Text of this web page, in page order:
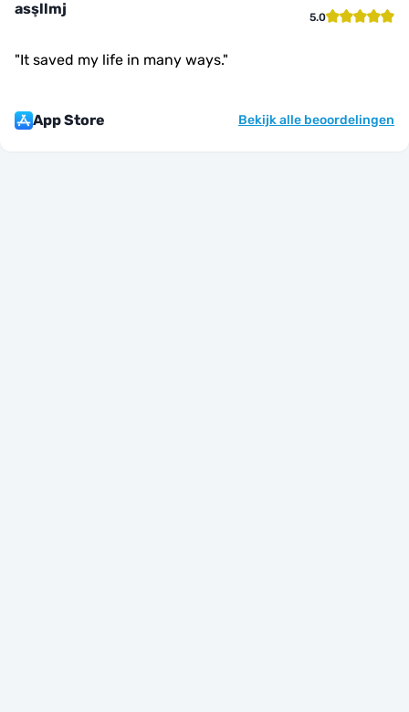
asşllmj 5.0
"It saved my life in many ways."
App Store Bekijk alle beoordelingen